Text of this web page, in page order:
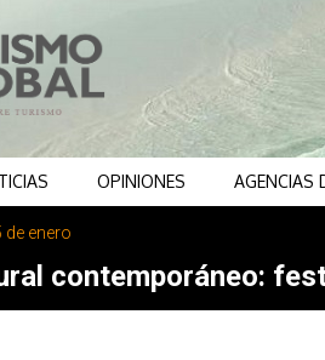
OPINIONES AGENCIAS
de enero
contemporáneo: